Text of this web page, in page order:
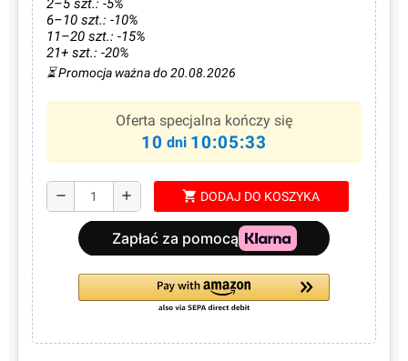
6–10 szt.: -10%
11–20 szt.: -15%
21+ szt.: -20%
⏳ Promocja ważna do 20.08.2026
Oferta specjalna kończy się
10 dni 10:05:32
remove add shopping_cart DODAJ DO KOSZYKA